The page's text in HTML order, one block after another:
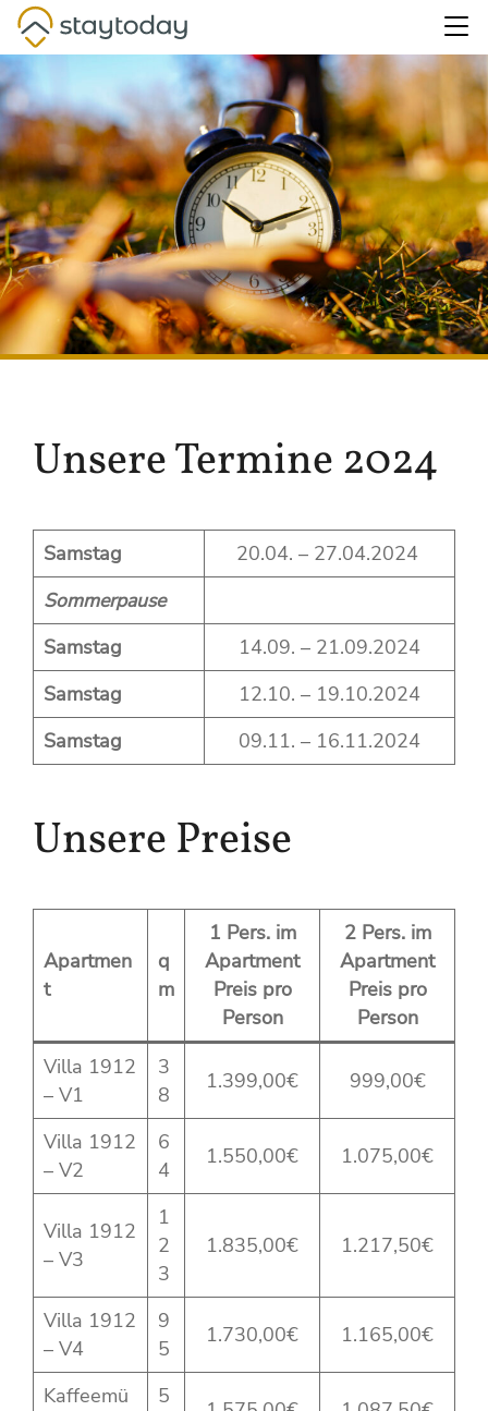
Unsere Termine 2024
Samstag
20.04. – 27.04.2024
Sommerpause
Samstag
14.09. – 21.09.2024
Samstag
12.10. – 19.10.2024
Samstag
09.11. – 16.11.2024
Unsere Preise
Apartmen
t
q
m
1 Pers. im
Apartment
Preis pro
Person
2 Pers. im
Apartment
Preis pro
Person
Villa 1912
– V1
3
8
1.399,00€ 999,00€
Villa 1912
– V2
6
4
1.550,00€ 1.075,00€
Villa 1912
– V3
1
2
3
1.835,00€ 1.217,50€
Villa 1912
– V4
9
5
1.730,00€ 1.165,00€
Kaffeemü
5